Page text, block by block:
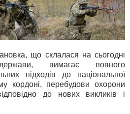
що склалася на сьогодні
вимагає повного
підходів до національної
кордоні, перебудови охорони
до нових викликів і